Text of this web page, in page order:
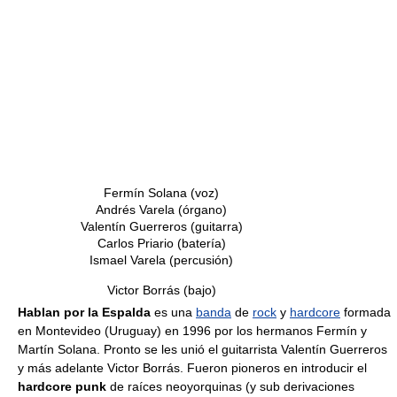
Fermín Solana (voz)
Andrés Varela (órgano)
Valentín Guerreros (guitarra)
Carlos Priario (batería)
Ismael Varela (percusión)
Victor Borrás (bajo)
Hablan por la Espalda es una banda de rock y hardcore formada
en Montevideo (Uruguay) en 1996 por los hermanos Fermín y
Martín Solana. Pronto se les unió el guitarrista Valentín Guerreros
y más adelante Victor Borrás. Fueron pioneros en introducir el
hardcore punk de raíces neoyorquinas (y sub derivaciones